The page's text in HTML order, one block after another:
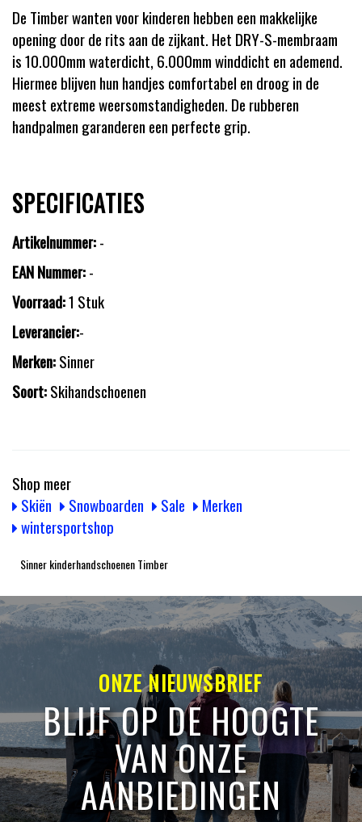
De Timber wanten voor kinderen hebben een makkelijke
opening door de rits aan de zijkant. Het DRY-S-membraam
is 10.000mm waterdicht, 6.000mm winddicht en ademend.
Hiermee blijven hun handjes comfortabel en droog in de
meest extreme weersomstandigheden. De rubberen
handpalmen garanderen een perfecte grip.
SPECIFICATIES
Artikelnummer:-
EAN Nummer:-
Voorraad:1 Stuk
Leverancier:-
Merken:Sinner
Soort:Skihandschoenen
Shop meer
Skiën
Snowboarden Sale
Merken
wintersportshop
Sinner kinderhandschoenen Timber
ONZE NIEUWSBRIEF
BLIJF OP DE HOOGTE
VAN ONZE
AANBIEDINGEN